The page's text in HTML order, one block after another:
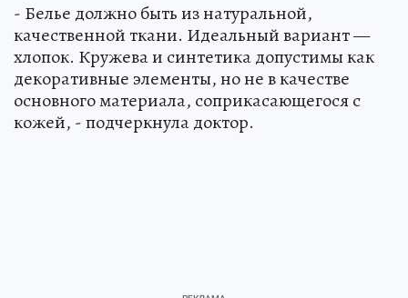
- Белье должно быть из натуральной,
качественной ткани. Идеальный вариант —
хлопок. Кружева и синтетика допустимы как
декоративные элементы, но не в качестве
основного материала, соприкасающегося с
кожей, - подчеркнула доктор.